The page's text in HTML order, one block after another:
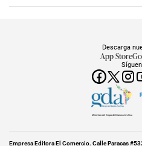
Descarga
App Store
Miembro del Grupo de Diarios América
Empresa Editora El Comercio. Calle Paracas